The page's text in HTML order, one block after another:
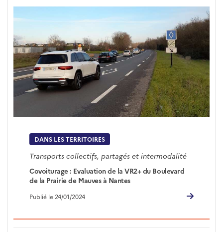
DANS LES TERRITOIRES
Transports collectifs, partagés et intermodalité
Covoiturage : Evaluation de la VR2+ du Boulevard
de la Prairie de Mauves à Nantes
Publié le 24/01/2024